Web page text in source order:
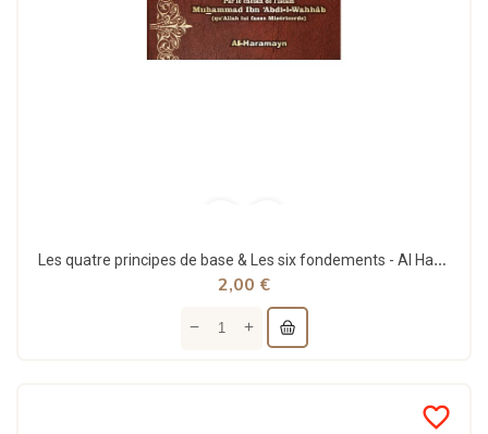
Les quatre principes de base & Les six fondements - Al Haramayn
2,00 €
favorite_border